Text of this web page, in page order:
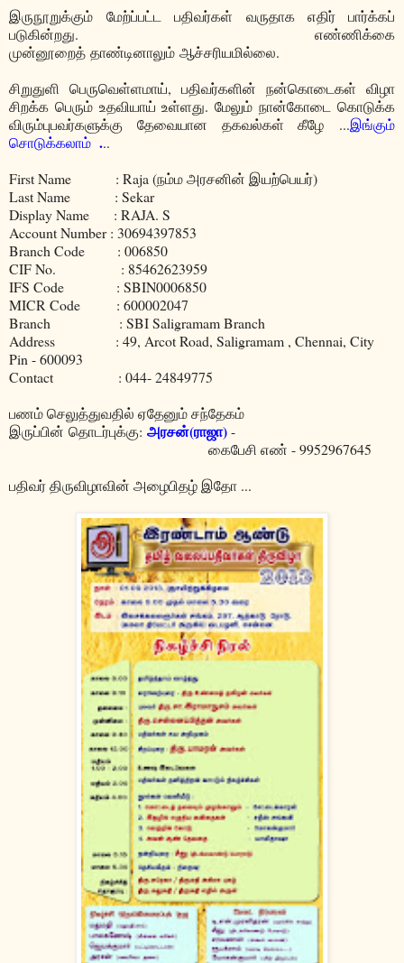
இருநூறுக்கும் மேற்ப்பட்ட பதிவர்கள் வருதாக எதிர் பார்க்கப்
படுகின்றது. எண்ணிக்கை
முன்னூறைத் தாண்டினாலும் ஆச்சரியமில்லை.
சிறுதுளி பெருவெள்ளமாய், பதிவர்களின் நன்கொடைகள் விழா
சிறக்க பெரும் உதவியாய் உள்ளது. மேலும் நான்கோடை கொடுக்க
விரும்புபவர்களுக்கு தேவையான தகவல்கள் கீழே ...இங்கும்
சொடுக்கலாம் ...
First Name : Raja (நம்ம அரசனின் இயற்பெயர்)
Last Name : Sekar
Display Name : RAJA. S
Account Number : 30694397853
Branch Code : 006850
CIF No. : 85462623959
IFS Code : SBIN0006850
MICR Code : 600002047
Branch : SBI Saligramam Branch
Address : 49, Arcot Road, Saligramam , Chennai, City
Pin - 600093
Contact : 044- 24849775
பணம் செலுத்துவதில் ஏதேனும் சந்தேகம்
இருப்பின் தொடர்புக்கு: அரசன்(ராஜா)-
கைபேசி எண் - 9952967645
பதிவர் திருவிழாவின் அழைபிதழ் இதோ ...